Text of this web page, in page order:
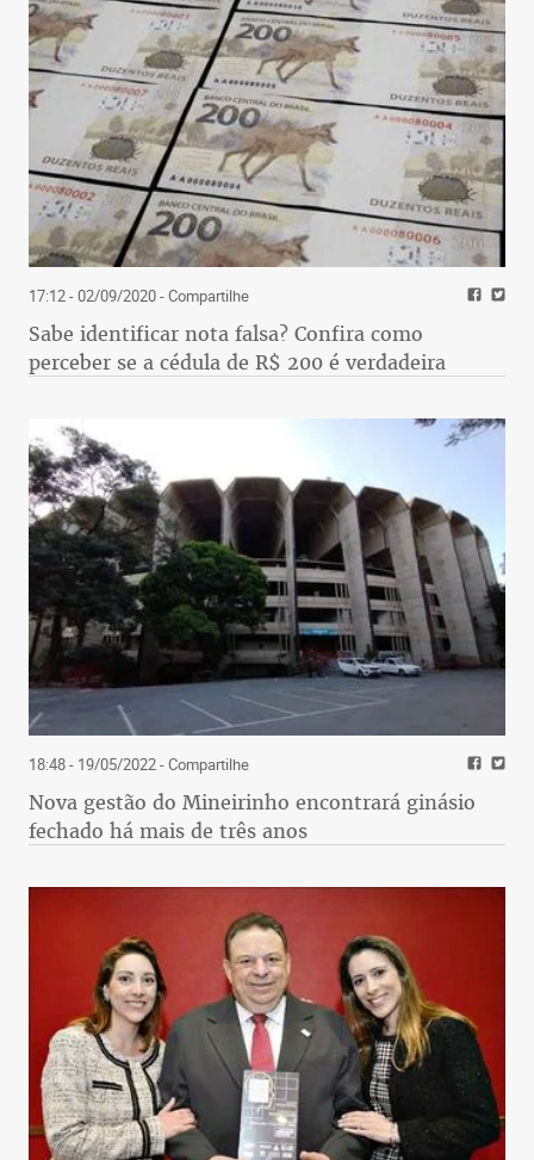
17:12 - 02/09/2020- Compartilhe
Sabe identificar nota falsa? Confira como
perceber se a cédula de R$ 200 é verdadeira
18:48 - 19/05/2022- Compartilhe
Nova gestão do Mineirinho encontrará ginásio
fechado há mais de três anos